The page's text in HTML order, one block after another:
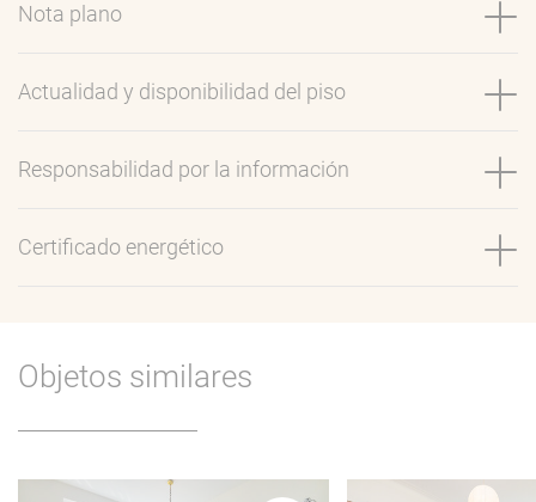
Nota plano
Actualidad y disponibilidad del piso
Responsabilidad por la información
Certificado energético
Objetos similares